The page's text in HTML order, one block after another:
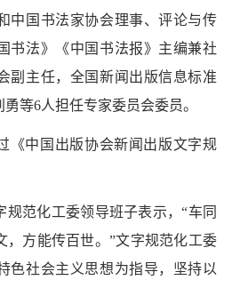
中国书法家协会理事、评论与传
书法》《中国书法报》主编兼社
副主任，全国新闻出版信息标准
等6人担任专家委员会委员。
《中国出版协会新闻出版文字规
规范化工委领导班子表示，“车同
，方能传百世。”文字规范化工委
色社会主义思想为指导，坚持以